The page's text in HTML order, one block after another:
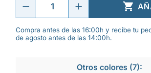

Compra antes de las 16:00h y recibe tu
de agosto antes de las 14:00h.
Otros colores (7):